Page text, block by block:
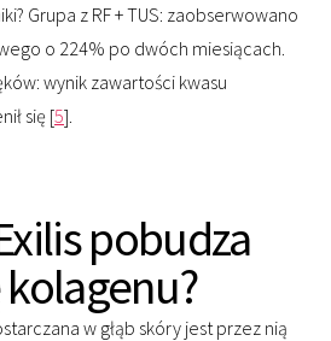
Grupa z RF + TUS: zaobserwowano
o 224% po dwóch miesiącach.
wynik zawartości kwasu
się [5].
pobudza
w głąb skóry jest przez nią